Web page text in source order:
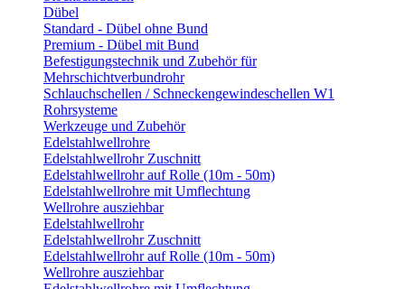
Dübel
Standard - Dübel ohne Bund
Premium - Dübel mit Bund
Befestigungstechnik und Zubehör für
Mehrschichtverbundrohr
Schlauchschellen / Schneckengewindeschellen W1
Rohrsysteme
Werkzeuge und Zubehör
Edelstahlwellrohre
Edelstahlwellrohr Zuschnitt
Edelstahlwellrohr auf Rolle (10m - 50m)
Edelstahlwellrohre mit Umflechtung
Wellrohre ausziehbar
Edelstahlwellrohr
Edelstahlwellrohr Zuschnitt
Edelstahlwellrohr auf Rolle (10m - 50m)
Wellrohre ausziehbar